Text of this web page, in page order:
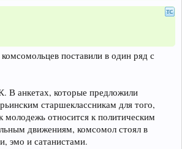
поставили в один ряд с
анкетах, которые предложили
старшеклассникам для того,
молодежь относится к политическим
движениям, комсомол стоял в
эмо и сатанистами.